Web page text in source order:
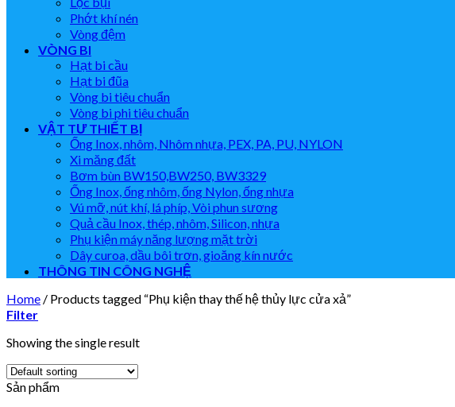
Phớt khí nén
Vòng đệm
VÒNG BI
Hạt bi cầu
Hạt bi đũa
Vòng bi tiêu chuẩn
Vòng bi phi tiêu chuẩn
VẬT TƯ THIẾT BỊ
Ống Inox, nhôm, Nhôm nhựa, PEX, PA, PU, NYLON
Xi măng đất
Bơm bùn BW150,BW250, BW3329
Ống Inox, ống nhôm, ống Nylon, ống nhựa
Vú mỡ, nút khí, lá phíp, Vòi phun sương
Quả cầu Inox, thép, nhôm, Silicon, nhựa
Phụ kiện máy năng lượng mặt trời
Dây curoa, dầu bôi trơn, gioăng kín nước
THÔNG TIN CÔNG NGHỆ
Home / Products tagged “Phụ kiện thay thế hệ thủy lực cửa xả”
Filter
Showing the single result
Sản phẩm